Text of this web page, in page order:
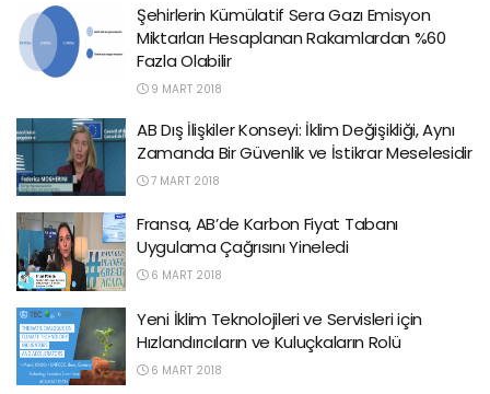
Şehirlerin Kümülatif Sera Gazı Emisyon
Miktarları Hesaplanan Rakamlardan %60
Fazla Olabilir
9 MART 2018
AB Dış İlişkiler Konseyi: İklim Değişikliği, Aynı
Zamanda Bir Güvenlik ve İstikrar Meselesidir
7 MART 2018
Fransa, AB’de Karbon Fiyat Tabanı
Uygulama Çağrısını Yineledi
6 MART 2018
Yeni İklim Teknolojileri ve Servisleri için
Hızlandırıcıların ve Kuluçkaların Rolü
6 MART 2018